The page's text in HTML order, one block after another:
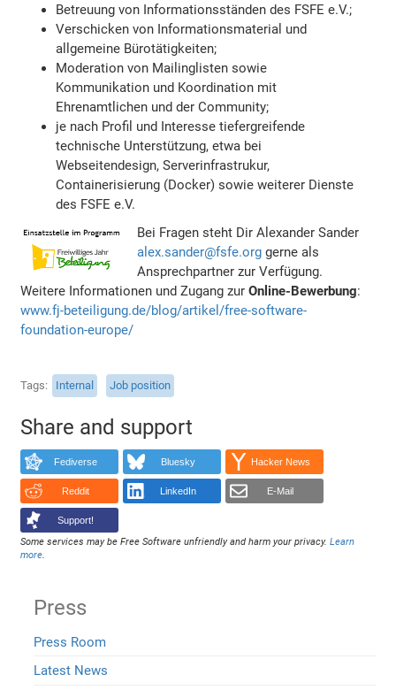
Betreuung von Informationsständen des FSFE e.V.;
Verschicken von Informationsmaterial und
allgemeine Bürotätigkeiten;
Moderation von Mailinglisten sowie
Kommunikation und Koordination mit
Ehrenamtlichen und der Community;
je nach Profil und Interesse tiefergreifende
technische Unterstützung, etwa bei
Webseitendesign, Serverinfrastrukur,
Containerisierung (Docker) sowie weiterer Dienste
des FSFE e.V.
Bei Fragen steht Dir Alexander Sander
alex.sander@fsfe.orggerne als
Ansprechpartner zur Verfügung.
Weitere Informationen und Zugang zurOnline-Bewerbung:
www.fj-beteiligung.de/blog/artikel/free-software-
foundation-europe/
Tags Internal Job position
Share and support
Fediverse Bluesky Hacker News
Reddit LinkedIn E-Mail
Support!
Some services may be Free Software unfriendly and harm your privacy.Learn
more.
Press
Press Room
Latest News